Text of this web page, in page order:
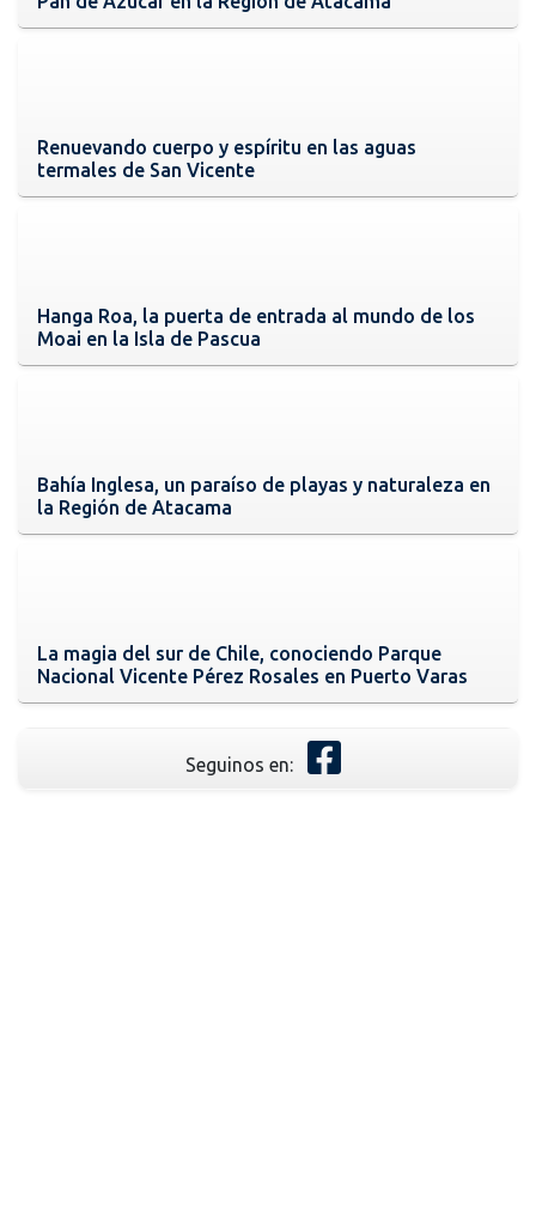
Renuevando cuerpo y espíritu en las aguas
termales de San Vicente
Hanga Roa, la puerta de entrada al mundo de los
Moai en la Isla de Pascua
Bahía Inglesa, un paraíso de playas y naturaleza en
la Región de Atacama
La magia del sur de Chile, conociendo Parque
Nacional Vicente Pérez Rosales en Puerto Varas
Seguinos en: